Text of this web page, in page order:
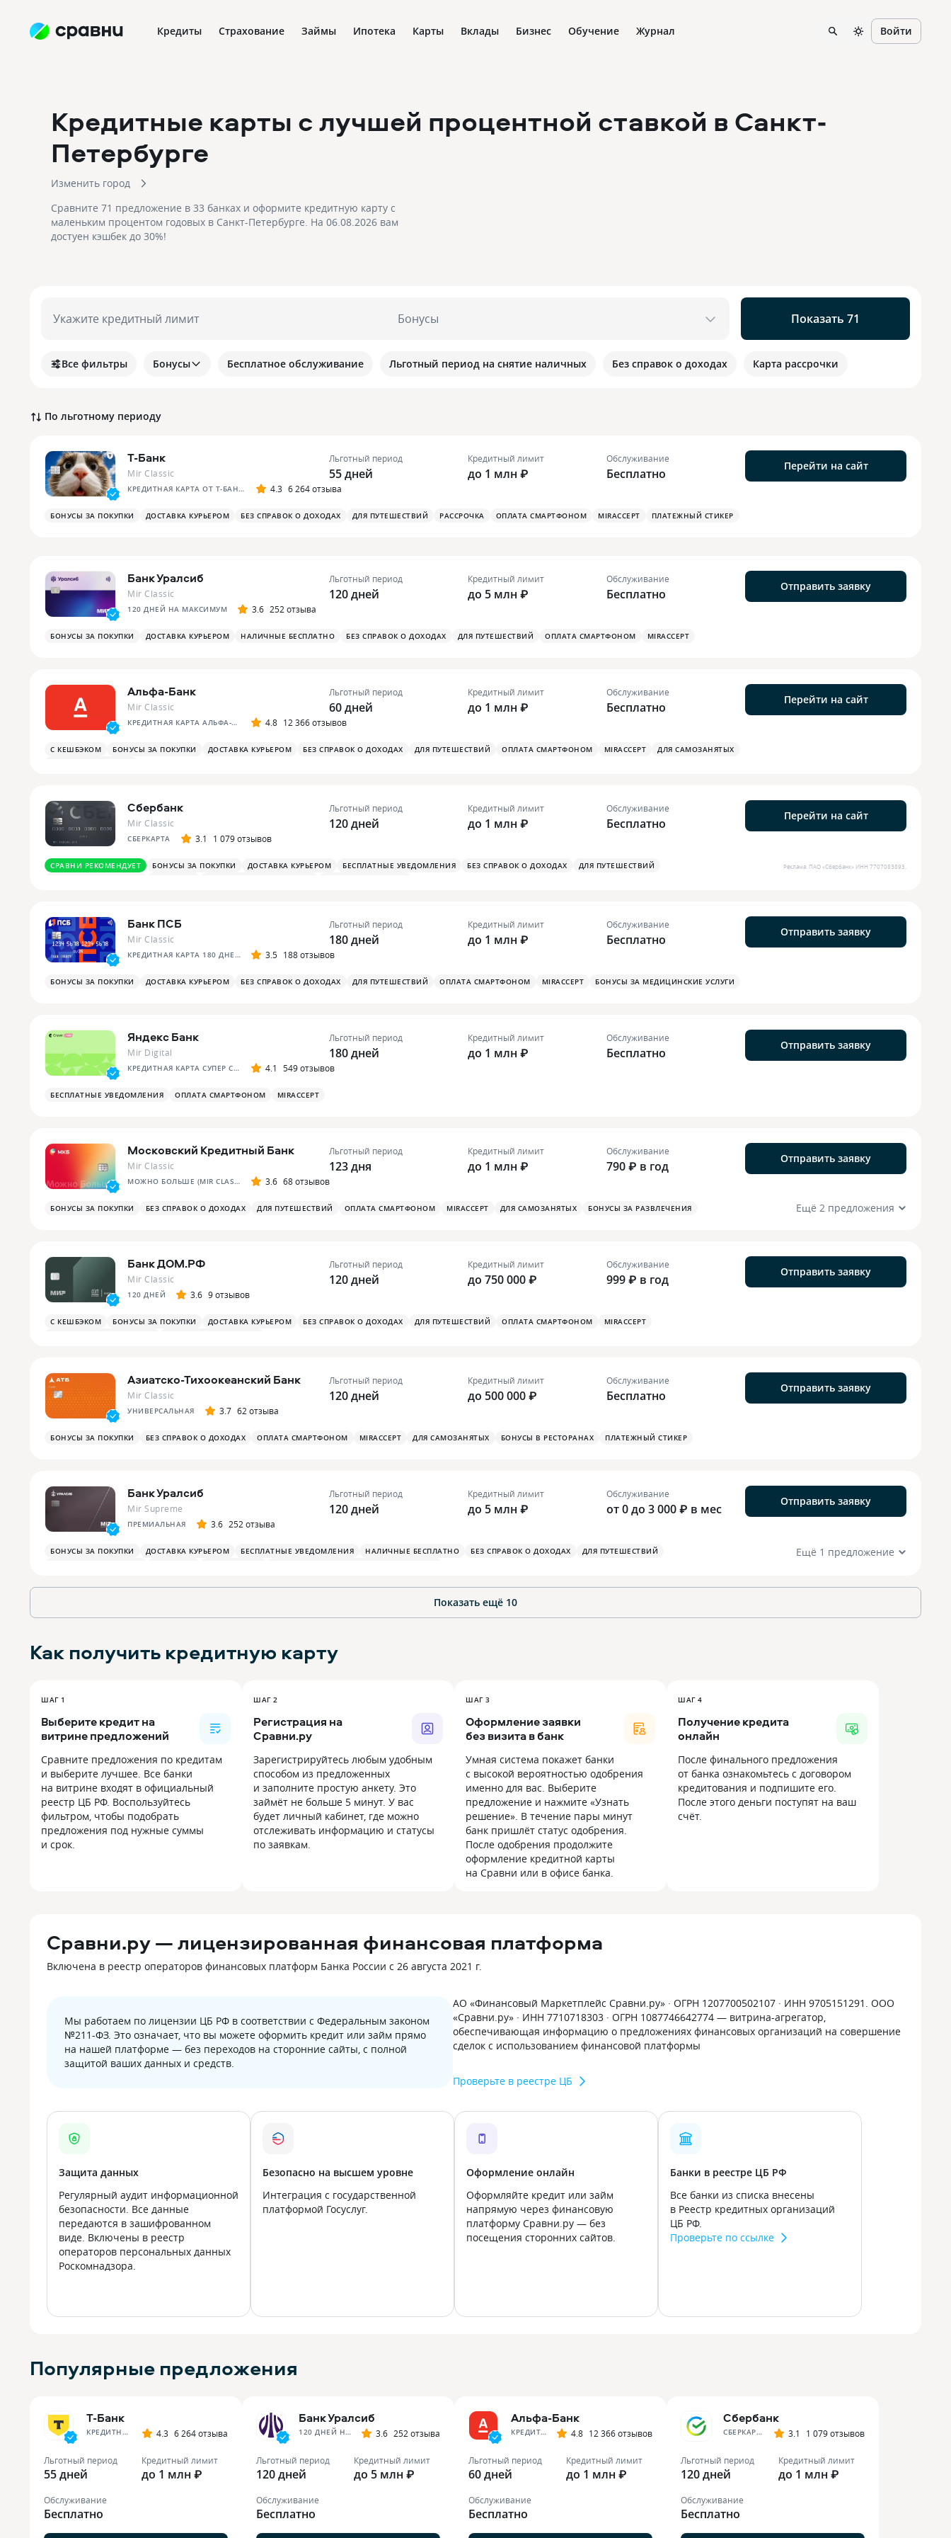
Кредиты Страхование Займы Ипотека Карты Вклады Бизнес Обучение Журнал Войти
Кредитные карты с лучшей процентной ставкой в Санкт-
Петербурге
Изменить город
Сравните 71 предложение в 33 банках и оформите кредитную карту с
маленьким процентом годовых в Санкт-Петербурге. На 06.08.2026 вам
достуен кэшбек до 30%!
Укажите кредитный лимит Бонусы Показать 71
Все фильтры Бонусы Бесплатное обслуживание Льготный период на снятие наличных Без справок о доходах Карта рассрочки
По льготному периоду
Т-Банк
Mir Classic
КРЕДИТНАЯ КАРТА ОТ Т-БАНКА 4.3 6 264 отзыва
Льготный период
55 дней
Кредитный лимит
до 1 млн ₽
Обслуживание
Бесплатно
Перейти на сайт
БОНУСЫ ЗА ПОКУПКИ ДОСТАВКА КУРЬЕРОМ БЕЗ СПРАВОК О ДОХОДАХ ДЛЯ ПУТЕШЕСТВИЙ РАССРОЧКА ОПЛАТА СМАРТФОНОМ MIRACCEPT ПЛАТЕЖНЫЙ СТИКЕР
Банк Уралсиб
Mir Classic
120 ДНЕЙ НА МАКСИМУМ 3.6 252 отзыва
Льготный период
120 дней
Кредитный лимит
до 5 млн ₽
Обслуживание
Бесплатно
Отправить заявку
БОНУСЫ ЗА ПОКУПКИ ДОСТАВКА КУРЬЕРОМ НАЛИЧНЫЕ БЕСПЛАТНО БЕЗ СПРАВОК О ДОХОДАХ ДЛЯ ПУТЕШЕСТВИЙ ОПЛАТА СМАРТФОНОМ MIRACCEPT
Альфа-Банк
Mir Classic
КРЕДИТНАЯ КАРТА АЛЬФА-БАНКА 4.8 12 366 отзывов
Льготный период
60 дней
Кредитный лимит
до 1 млн ₽
Обслуживание
Бесплатно
Перейти на сайт
С КЕШБЭКОМ БОНУСЫ ЗА ПОКУПКИ ДОСТАВКА КУРЬЕРОМ БЕЗ СПРАВОК О ДОХОДАХ ДЛЯ ПУТЕШЕСТВИЙ ОПЛАТА СМАРТФОНОМ MIRACCEPT
ДЛЯ САМОЗАНЯТЫХ
Сбербанк
Mir Classic
СБЕРКАРТА 3.1 1 079 отзывов
Льготный период
120 дней
Кредитный лимит
до 1 млн ₽
Обслуживание
Бесплатно
Перейти на сайт
СРАВНИ РЕКОМЕНДУЕТ БОНУСЫ ЗА ПОКУПКИ ДОСТАВКА КУРЬЕРОМ БЕСПЛАТНЫЕ УВЕДОМЛЕНИЯ БЕЗ СПРАВОК О ДОХОДАХ
ДЛЯ ПУТЕШЕСТВИЙ
Реклама. ПАО «Сбербанк» ИНН 7707083893
Банк ПСБ
Mir Classic
КРЕДИТНАЯ КАРТА 180 ДНЕЙ БЕЗ % 3.5 188 отзывов
Льготный период
180 дней
Кредитный лимит
до 1 млн ₽
Обслуживание
Бесплатно
Отправить заявку
БОНУСЫ ЗА ПОКУПКИ ДОСТАВКА КУРЬЕРОМ БЕЗ СПРАВОК О ДОХОДАХ ДЛЯ ПУТЕШЕСТВИЙ ОПЛАТА СМАРТФОНОМ MIRACCEPT БОНУСЫ ЗА МЕДИЦИНСКИЕ УСЛУГИ
Яндекс Банк
Mir Digital
КРЕДИТНАЯ КАРТА СУПЕР СПЛИТА 4.1 549 отзывов
Льготный период
180 дней
Кредитный лимит
до 1 млн ₽
Обслуживание
Бесплатно
Отправить заявку
БЕСПЛАТНЫЕ УВЕДОМЛЕНИЯ ОПЛАТА СМАРТФОНОМ MIRACCEPT
Московский Кредитный Банк
Mir Classic
МОЖНО БОЛЬШЕ (MIR CLASSIC) 3.6 68 отзывов
Льготный период
123 дня
Кредитный лимит
до 1 млн ₽
Обслуживание
790 ₽ в год
Отправить заявку
БОНУСЫ ЗА ПОКУПКИ БЕЗ СПРАВОК О ДОХОДАХ ДЛЯ ПУТЕШЕСТВИЙ ОПЛАТА СМАРТФОНОМ MIRACCEPT ДЛЯ САМОЗАНЯТЫХ БОНУСЫ ЗА РАЗВЛЕЧЕНИЯ Ещё 2 предложения
Банк ДОМ.РФ
Mir Classic
120 ДНЕЙ 3.6 9 отзывов
Льготный период
120 дней
Кредитный лимит
до 750 000 ₽
Обслуживание
999 ₽ в год
Отправить заявку
С КЕШБЭКОМ БОНУСЫ ЗА ПОКУПКИ ДОСТАВКА КУРЬЕРОМ БЕЗ СПРАВОК О ДОХОДАХ ДЛЯ ПУТЕШЕСТВИЙ ОПЛАТА СМАРТФОНОМ
MIRACCEPT
Азиатско-Тихоокеанский Банк
Mir Classic
УНИВЕРСАЛЬНАЯ 3.7 62 отзыва
Льготный период
120 дней
Кредитный лимит
до 500 000 ₽
Обслуживание
Бесплатно
Отправить заявку
БОНУСЫ ЗА ПОКУПКИ БЕЗ СПРАВОК О ДОХОДАХ ОПЛАТА СМАРТФОНОМ MIRACCEPT ДЛЯ САМОЗАНЯТЫХ БОНУСЫ В РЕСТОРАНАХ ПЛАТЕЖНЫЙ СТИКЕР
Банк Уралсиб
Mir Supreme
ПРЕМИАЛЬНАЯ 3.6 252 отзыва
Льготный период
120 дней
Кредитный лимит
до 5 млн ₽
Обслуживание
от 0 до 3 000 ₽ в мес
Отправить заявку
БОНУСЫ ЗА ПОКУПКИ ДОСТАВКА КУРЬЕРОМ БЕСПЛАТНЫЕ УВЕДОМЛЕНИЯ НАЛИЧНЫЕ БЕСПЛАТНО БЕЗ СПРАВОК О ДОХОДАХ
ДЛЯ ПУТЕШЕСТВИЙ
Ещё 1 предложение
Показать ещё 10
Как получить кредитную карту
ШАГ 1
Выберите кредит на
витрине предложений
Сравните предложения по кредитам
и выберите лучшее. Все банки
на витрине входят в официальный
реестр ЦБ РФ. Воспользуйтесь
фильтром, чтобы подобрать
предложения под нужные суммы
и срок.
ШАГ 2
Регистрация на
Сравни.ру
Зарегистрируйтесь любым удобным
способом из предложенных
и заполните простую анкету. Это
займёт не больше 5 минут. У вас
будет личный кабинет, где можно
отслеживать информацию и статусы
по заявкам.
ШАГ 3
Оформление заявки
без визита в банк
Умная система покажет банки
с высокой вероятностью одобрения
именно для вас. Выберите
предложение и нажмите «Узнать
решение». В течение пары минут
банк пришлёт статус одобрения.
После одобрения продолжите
оформление кредитной карты
на Сравни или в офисе банка.
ШАГ 4
Получение кредита
онлайн
После финального предложения
от банка ознакомьтесь с договором
кредитования и подпишите его.
После этого деньги поступят на ваш
счёт.
Сравни.ру — лицензированная финансовая платформа
Включена в реестр операторов финансовых платформ Банка России с 26 августа 2021 г.
Мы работаем по лицензии ЦБ РФ в соответствии с Федеральным законом
№211-ФЗ. Это означает, что вы можете оформить кредит или займ прямо
на нашей платформе — без переходов на сторонние сайты, с полной
защитой ваших данных и средств.
АО «Финансовый Маркетплейс Сравни.ру» · ОГРН 1207700502107 · ИНН 9705151291. ООО
«Сравни.ру» · ИНН 7710718303 · ОГРН 1087746642774 — витрина-агрегатор,
обеспечивающая информацию о предложениях финансовых организаций на совершение
сделок с использованием финансовой платформы
Проверьте в реестре ЦБ
Защита данных
Регулярный аудит информационной
безопасности. Все данные
передаются в зашифрованном
виде. Включены в реестр
операторов персональных данных
Роскомнадзора.
Безопасно на высшем уровне
Интеграция с государственной
платформой Госуслуг.
Оформление онлайн
Оформляйте кредит или займ
напрямую через финансовую
платформу Сравни.ру — без
посещения сторонних сайтов.
Банки в реестре ЦБ РФ
Все банки из списка внесены
в Реестр кредитных организаций
ЦБ РФ.
Проверьте по ссылке
Популярные предложения
Т-Банк
КРЕДИТНАЯ КАРТА ОТ Т-БАНКА 4.3 6 264 отзыва
Льготный период
55 дней
Кредитный лимит
до 1 млн ₽
Обслуживание
Бесплатно
Банк Уралсиб
120 ДНЕЙ НА МАКСИМУМ 3.6 252 отзыва
Льготный период
120 дней
Кредитный лимит
до 5 млн ₽
Обслуживание
Бесплатно
Альфа-Банк
КРЕДИТНАЯ КАРТА АЛЬФА-БАНКА 4.8 12 366 отзывов
Льготный период
60 дней
Кредитный лимит
до 1 млн ₽
Обслуживание
Бесплатно
Сбербанк
СБЕРКАРТА 3.1 1 079 отзывов
Льготный период
120 дней
Кредитный лимит
до 1 млн ₽
Обслуживание
Бесплатно